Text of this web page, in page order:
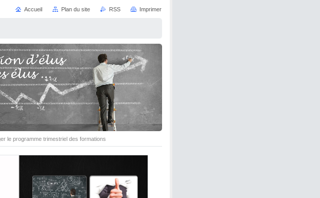
le programme trimestriel des formations
Accueil Plan du site RSS Imprimer